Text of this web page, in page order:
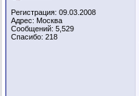
Регистрация: 09.03.2008
Адрес: Москва
Сообщений: 5,529
Спасибо: 218